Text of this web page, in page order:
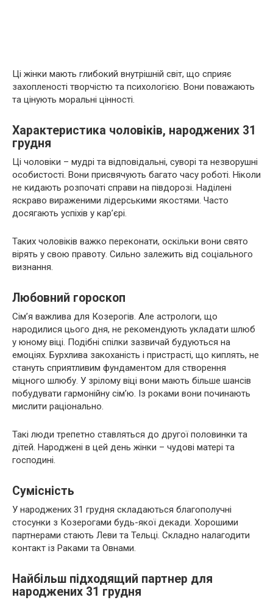
Ці жінки мають глибокий внутрішній світ, що сприяє
захопленості творчістю та психологією. Вони поважають
та цінують моральні цінності.
Характеристика чоловіків, народжених 31
грудня
Ці чоловіки – мудрі та відповідальні, суворі та незворушні
особистості. Вони присвячують багато часу роботі. Ніколи
не кидають розпочаті справи на півдорозі. Наділені
яскраво вираженими лідерськими якостями. Часто
досягають успіхів у кар’єрі.
Таких чоловіків важко переконати, оскільки вони свято
вірять у свою правоту. Сильно залежить від соціального
визнання.
Любовний гороскоп
Сім’я важлива для Козерогів. Але астрологи, що
народилися цього дня, не рекомендують укладати шлюб
у юному віці. Подібні спілки зазвичай будуються на
емоціях. Бурхлива закоханість і пристрасті, що киплять, не
стануть сприятливим фундаментом для створення
міцного шлюбу. У зрілому віці вони мають більше шансів
побудувати гармонійну сім’ю. Із роками вони починають
мислити раціонально.
Такі люди трепетно ​​ставляться до другої половинки та
дітей. Народжені в цей день жінки – чудові матері та
господині.
Сумісність
У народжених 31 грудня складаються благополучні
стосунки з Козерогами будь-якої декади. Хорошими
партнерами стають Леви та Тельці. Складно налагодити
контакт із Раками та Овнами.
Найбільш підходящий партнер для
народжених 31 грудня